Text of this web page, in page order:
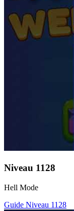
Niveau 1128
Hell Mode
Guide Niveau 1128